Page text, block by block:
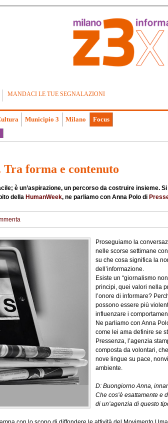
MANDACI LE TUE SEGNALAZIONI
Municipio 3 Milano Focus
forma e contenuto
è un’aspirazione, un percorso da costruire insieme.
della HumanWeek, ne parliamo con Anna Polo di
Proseguiamo la
nelle scorse settimane
su che cosa significa la
dell’informazione.
Esiste un “giornalismo
principi, quei valori nella
l’onore di informare?
possono essere più
influenzare i
Ne parliamo con Anna
come lei ama definire se
Pressenza, l’agenzia
composta da volontari,
nove lingue su pace,
ambiente.
D: Buongiorno Anna,
Che cos’è esattamente e
di un’agenzia di questo